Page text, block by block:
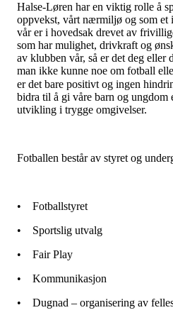
Halse-Løren har en viktig rolle å
oppvekst, vårt nærmiljø og som et
vår er i hovedsak drevet av
som har mulighet, drivkraft og
av klubben vår, så er det deg eller
man ikke kunne noe om fotball
er det bare positivt og ingen
bidra til å gi våre barn og ungdom
utvikling i trygge omgivelser.
Fotballen består av styret og
• Fotballstyret
• Sportslig utvalg
• Fair Play
• Kommunikasjon
• Dugnad – organisering av